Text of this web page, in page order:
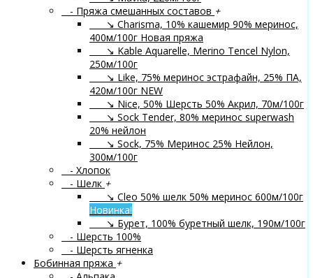
- Пряжа смешанных составов +
↘ Charisma, 10% кашемир 90% меринос,
400м/100г Новая пряжа
↘ Kable Aquarelle, Merino Tencel Nylon,
250м/100г
↘ Like, 75% меринос эстрафайн, 25% ПА,
420м/100г NEW
↘ Nice, 50% Шерсть 50% Акрил, 70м/100г
↘ Sock Tender, 80% меринос superwash
20% нейлон
↘ Sock, 75% Меринос 25% Нейлон,
300м/100г
- Хлопок
- Шелк +
↘ Cleo 50% шелк 50% меринос 600м/100г
Новинка!
↘ Бурет, 100% буретный шелк, 190м/100г
- Шерсть 100%
- Шерсть ягненка
Бобинная пряжа +